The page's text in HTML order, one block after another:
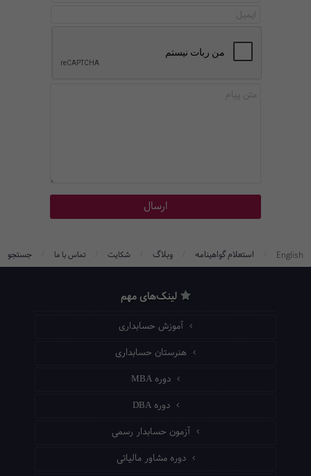
English استعلام گواهینامه وبلاگ شکایت تماس با ما جستجو
لینک‌های مهم
آموزش حسابداری
هنرستان حسابداری
دوره MBA
دوره DBA
آزمون حسابدار رسمی
دوره مشاور مالیاتی